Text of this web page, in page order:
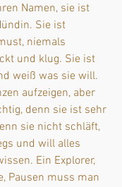
Namen, sie ist
Sie ist
niemals
und klug. Sie ist
weiß was sie will.
aufzeigen, aber
denn sie ist sehr
sie nicht schläft,
und will alles
Ein Explorer,
Pausen muss man